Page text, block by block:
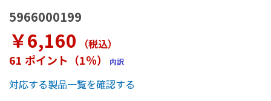
5966000199
￥6,160 （税込）
61 ポイント（1％） 内訳
対応する製品一覧を確認する
ャ
リ
ー
の
最
初